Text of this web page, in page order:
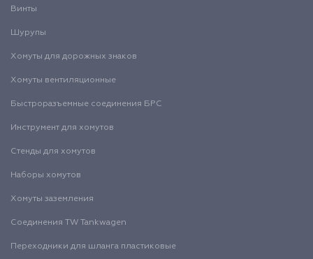
Винты
Шурупы
Хомуты для дорожных знаков
Хомуты вентиляционные
Быстроразъемные соединения БРС
Инструмент для хомутов
Стенды для хомутов
Наборы хомутов
Хомуты заземления
Соединения TW Tankwagen
Переходники для шланга пластиковые